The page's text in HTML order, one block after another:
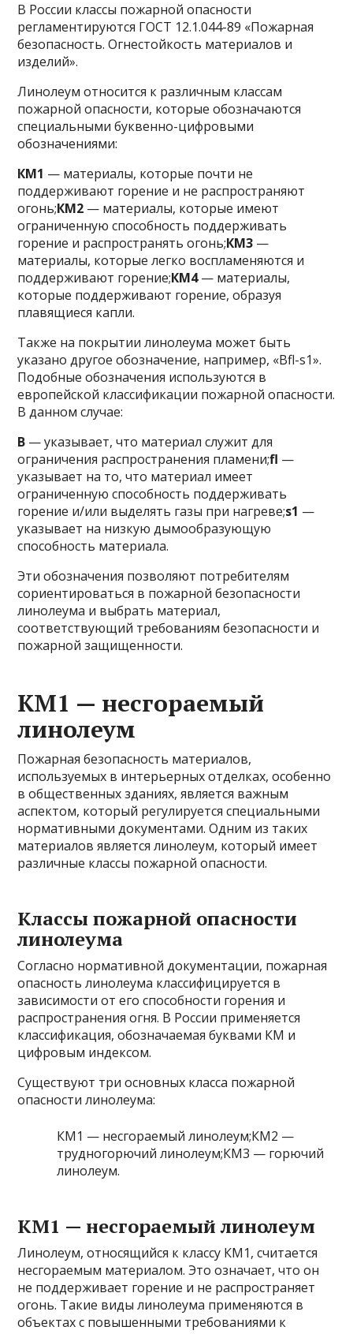
В России классы пожарной опасности
регламентируются ГОСТ 12.1.044-89 «Пожарная
безопасность. Огнестойкость материалов и
изделий».
Линолеум относится к различным классам
пожарной опасности, которые обозначаются
специальными буквенно-цифровыми
обозначениями:
КМ1 — материалы, которые почти не
поддерживают горение и не распространяют
огонь;КМ2 — материалы, которые имеют
ограниченную способность поддерживать
горение и распространять огонь;КМ3 —
материалы, которые легко воспламеняются и
поддерживают горение;КМ4— материалы,
которые поддерживают горение, образуя
плавящиеся капли.
Также на покрытии линолеума может быть
указано другое обозначение, например, «Bfl-s1».
Подобные обозначения используются в
европейской классификации пожарной опасности.
В данном случае:
B — указывает, что материал служит для
ограничения распространения пламени;fl —
указывает на то, что материал имеет
ограниченную способность поддерживать
горение и/или выделять газы при нагреве;s1 —
указывает на низкую дымообразующую
способность материала.
Эти обозначения позволяют потребителям
сориентироваться в пожарной безопасности
линолеума и выбрать материал,
соответствующий требованиям безопасности и
пожарной защищенности.
КМ1 — несгораемый
линолеум
Пожарная безопасность материалов,
используемых в интерьерных отделках, особенно
в общественных зданиях, является важным
аспектом, который регулируется специальными
нормативными документами. Одним из таких
материалов является линолеум, который имеет
различные классы пожарной опасности.
Классы пожарной опасности
линолеума
Согласно нормативной документации, пожарная
опасность линолеума классифицируется в
зависимости от его способности горения и
распространения огня. В России применяется
классификация, обозначаемая буквами КМ и
цифровым индексом.
Существуют три основных класса пожарной
опасности линолеума:
КМ1 — несгораемый линолеум;КМ2 —
трудногорючий линолеум;КМ3 — горючий
линолеум.
КМ1 — несгораемый линолеум
Линолеум, относящийся к классу КМ1, считается
несгораемым материалом. Это означает, что он
не поддерживает горение и не распространяет
огонь. Такие виды линолеума применяются в
объектах с повышенными требованиями к